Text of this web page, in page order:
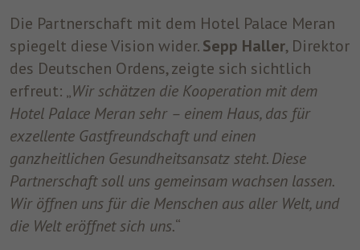
Die Partnerschaft mit dem Hotel Palace Meran
spiegelt diese Vision wider.Sepp Haller, Direktor
des Deutschen Ordens, zeigte sich sichtlich
erfreut: „Wir schätzen die Kooperation mit dem
Hotel Palace Meran sehr – einem Haus, das für
exzellente Gastfreundschaft und einen
ganzheitlichen Gesundheitsansatz steht. Diese
Partnerschaft soll uns gemeinsam wachsen lassen.
Wir öffnen uns für die Menschen aus aller Welt, und
die Welt eröffnet sich uns.“